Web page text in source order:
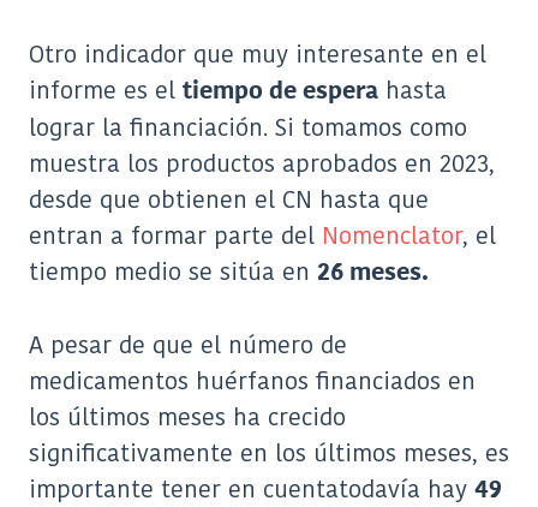
Otro indicador que muy interesante en el
informe es el tiempo de espera hasta
lograr la financiación. Si tomamos como
muestra los productos aprobados en 2023,
desde que obtienen el CN hasta que
entran a formar parte del Nomenclator, el
tiempo medio se sitúa en 26 meses.
A pesar de que el número de
medicamentos huérfanos financiados en
los últimos meses ha crecido
significativamente en los últimos meses, es
importante tener en cuentatodavía hay 49